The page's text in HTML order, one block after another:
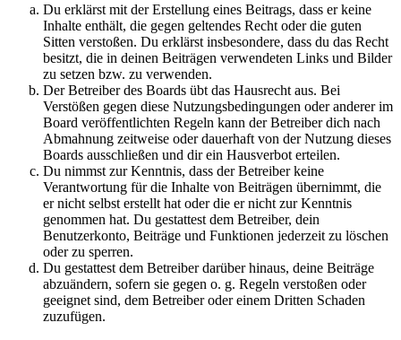
Du erklärst mit der Erstellung eines Beitrags, dass er keine
Inhalte enthält, die gegen geltendes Recht oder die guten
Sitten verstoßen. Du erklärst insbesondere, dass du das Recht
besitzt, die in deinen Beiträgen verwendeten Links und Bilder
zu setzen bzw. zu verwenden.
Der Betreiber des Boards übt das Hausrecht aus. Bei
Verstößen gegen diese Nutzungsbedingungen oder anderer im
Board veröffentlichten Regeln kann der Betreiber dich nach
Abmahnung zeitweise oder dauerhaft von der Nutzung dieses
Boards ausschließen und dir ein Hausverbot erteilen.
Du nimmst zur Kenntnis, dass der Betreiber keine
Verantwortung für die Inhalte von Beiträgen übernimmt, die
er nicht selbst erstellt hat oder die er nicht zur Kenntnis
genommen hat. Du gestattest dem Betreiber, dein
Benutzerkonto, Beiträge und Funktionen jederzeit zu löschen
oder zu sperren.
Du gestattest dem Betreiber darüber hinaus, deine Beiträge
abzuändern, sofern sie gegen o. g. Regeln verstoßen oder
geeignet sind, dem Betreiber oder einem Dritten Schaden
zuzufügen.